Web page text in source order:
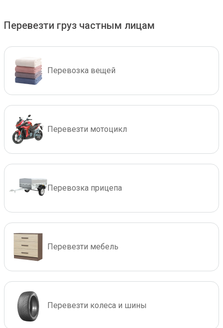
Перевезти груз частным лицам
Перевозка вещей
Перевезти мотоцикл
Перевозка прицепа
Перевезти мебель
Перевезти колеса и шины